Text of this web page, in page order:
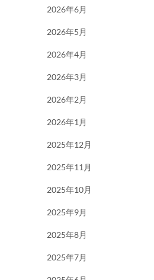
2026年6月
2026年5月
2026年4月
2026年3月
2026年2月
2026年1月
2025年12月
2025年11月
2025年10月
2025年9月
2025年8月
2025年7月